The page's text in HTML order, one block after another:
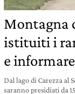
Montagna
istituiti i
e
Dal lago di Carezza al
saranno presidiati da